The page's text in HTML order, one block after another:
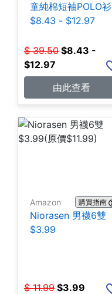
童純棉短袖POLO衫
$8.43 - $12.97
$ 39.50 $8.43 -
$12.97
由此查看
Amazon 購買指南
Niorasen 男襪6雙
$3.99
$ 11.99 $3.99